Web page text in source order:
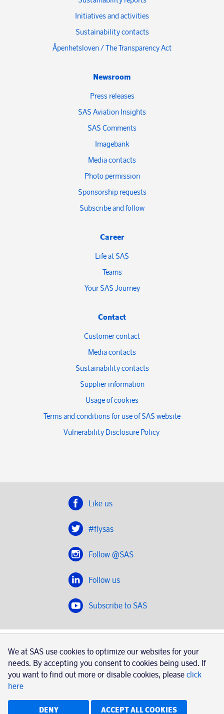
Initiatives and activities
Sustainability contacts
Åpenhetsloven / The Transparency Act
Newsroom
Press releases
SAS Aviation Insights
SAS Comments
Imagebank
Media contacts
Photo permission
Sponsorship requests
Subscribe and follow
Career
Life at SAS
Teams
Your SAS Journey
Contact
Customer contact
Media contacts
Sustainability contacts
Supplier information
Usage of cookies
Terms and conditions for use of SAS website
Vulnerability Disclosure Policy
Like us
#flysas
Follow @SAS
Follow us
Subscribe to SAS
SAS 2020
SAS AB, registration number 556606-8499, SE-195 87
Stockholm, Sweden
Usage of cookies
We at SAS use cookies to optimize our websites for your
needs. By accepting you consent to cookies being used. If
you want to find out more or disable cookies, please click
here
DENY ACCEPT ALL COOKIES